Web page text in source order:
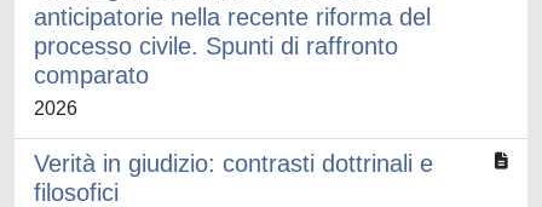
anticipatorie nella recente riforma del
processo civile. Spunti di raffronto
comparato
2026
Verità in giudizio: contrasti dottrinali e
filosofici